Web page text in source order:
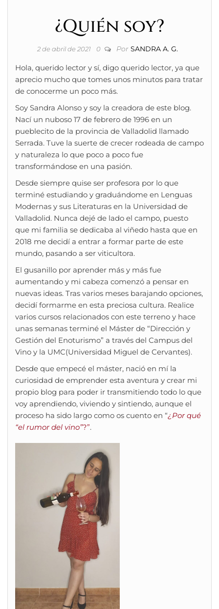
¿Quién soy?
2 de abril de 2021 0 Por SANDRA A. G.
Hola, querido lector y sí, digo querido lector, ya que
aprecio mucho que tomes unos minutos para tratar
de conocerme un poco más.
Soy Sandra Alonso y soy la creadora de este blog.
Nací un nuboso 17 de febrero de 1996 en un
pueblecito de la provincia de Valladolid llamado
Serrada. Tuve la suerte de crecer rodeada de campo
y naturaleza lo que poco a poco fue
transformándose en una pasión.
Desde siempre quise ser profesora por lo que
terminé estudiando y graduándome en Lenguas
Modernas y sus Literaturas en la Universidad de
Valladolid. Nunca dejé de lado el campo, puesto
que mi familia se dedicaba al viñedo hasta que en
2018 me decidí a entrar a formar parte de este
mundo, pasando a ser viticultora.
El gusanillo por aprender más y más fue
aumentando y mi cabeza comenzó a pensar en
nuevas ideas. Tras varios meses barajando opciones,
decidí formarme en esta preciosa cultura. Realice
varios cursos relacionados con este terreno y hace
unas semanas terminé el Máster de “Dirección y
Gestión del Enoturismo” a través del Campus del
Vino y la UMC(Universidad Miguel de Cervantes).
Desde que empecé el máster, nació en mí la
curiosidad de emprender esta aventura y crear mi
propio blog para poder ir transmitiendo todo lo que
voy aprendiendo, viviendo y sintiendo, aunque el
proceso ha sido largo como os cuento en “¿Por qué
“el rumor del vino”?”.